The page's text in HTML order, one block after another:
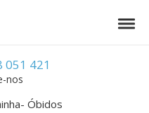
051 421
nos
Óbidos